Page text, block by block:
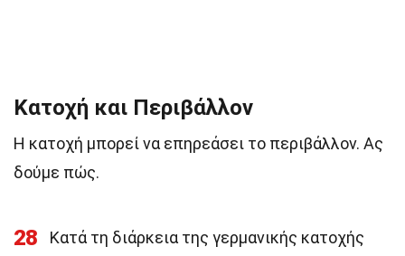
Κατοχή και Περιβάλλον
Η κατοχή μπορεί να επηρεάσει το περιβάλλον. Ας
δούμε πώς.
28
Κατά τη διάρκεια της γερμανικής κατοχής